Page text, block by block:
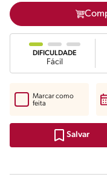
DIFICULDADE
Fácil
Salvar
Marcar como
feita